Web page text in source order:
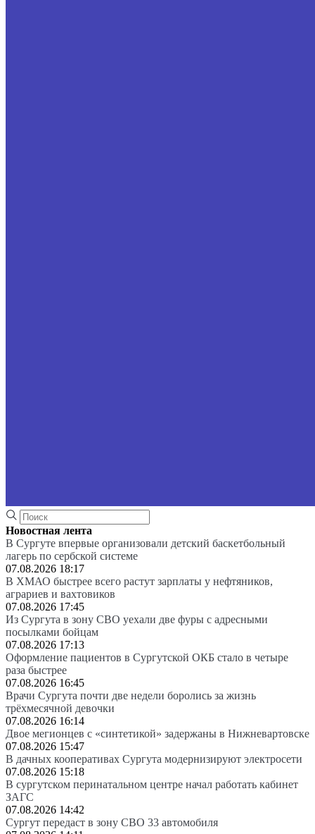
Новостная лента
В Сургуте впервые организовали детский баскетбольный
лагерь по сербской системе
07.08.2026 18:17
В ХМАО быстрее всего растут зарплаты у нефтяников,
аграриев и вахтовиков
07.08.2026 17:45
Из Сургута в зону СВО уехали две фуры с адресными
посылками бойцам
07.08.2026 17:13
Оформление пациентов в Сургутской ОКБ стало в четыре
раза быстрее
07.08.2026 16:45
Врачи Сургута почти две недели боролись за жизнь
трёхмесячной девочки
07.08.2026 16:14
Двое мегионцев с «синтетикой» задержаны в Нижневартовске
07.08.2026 15:47
В дачных кооперативах Сургута модернизируют электросети
07.08.2026 15:18
В сургутском перинатальном центре начал работать кабинет
ЗАГС
07.08.2026 14:42
Сургут передаст в зону СВО 33 автомобиля